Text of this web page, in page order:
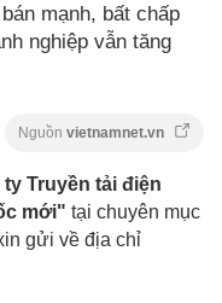
mạnh, bất chấp
nghiệp vẫn tăng
Nguồn vietnamnet.vn
Truyền tải điện
mới" tại chuyên mục
gửi về địa chỉ